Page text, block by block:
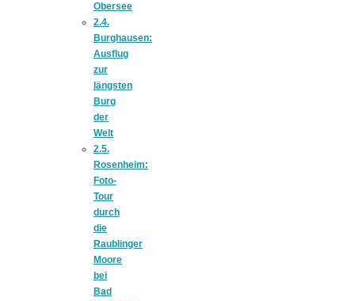
Obersee
2.4.
Burghausen:
Ausflug
zur
längsten
Burg
der
Welt
2.5.
Rosenheim:
Foto-
Tour
durch
die
Raublinger
Moore
bei
Bad